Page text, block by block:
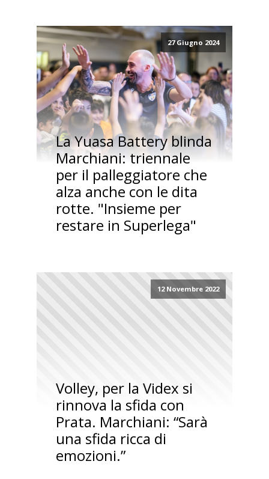
27 Giugno 2024
La Yuasa Battery blinda
Marchiani: triennale
per il palleggiatore che
alza anche con le dita
rotte. "Insieme per
restare in Superlega"
12 Novembre 2022
Volley, per la Videx si
rinnova la sfida con
Prata. Marchiani: “Sarà
una sfida ricca di
emozioni.”